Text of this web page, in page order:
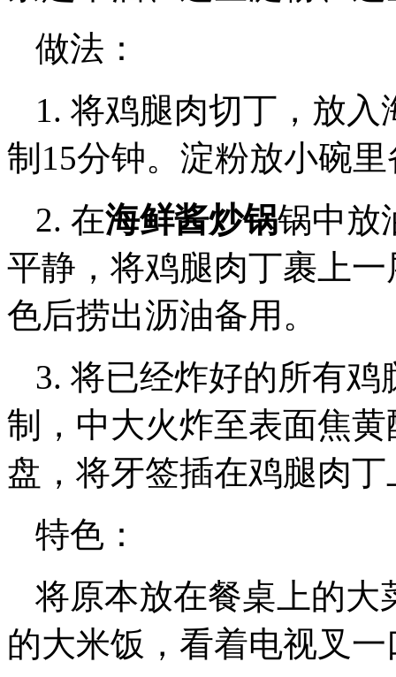
做法：
1. 将鸡腿肉切丁，放
制15分钟。淀粉放小碗
2. 在海鲜酱炒锅锅中放
平静，将鸡腿肉丁裹上
色后捞出沥油备用。
3. 将已经炸好的所有
制，中大火炸至表面焦
盘，将牙签插在鸡腿肉
特色：
将原本放在餐桌上的大
的大米饭，看着电视叉